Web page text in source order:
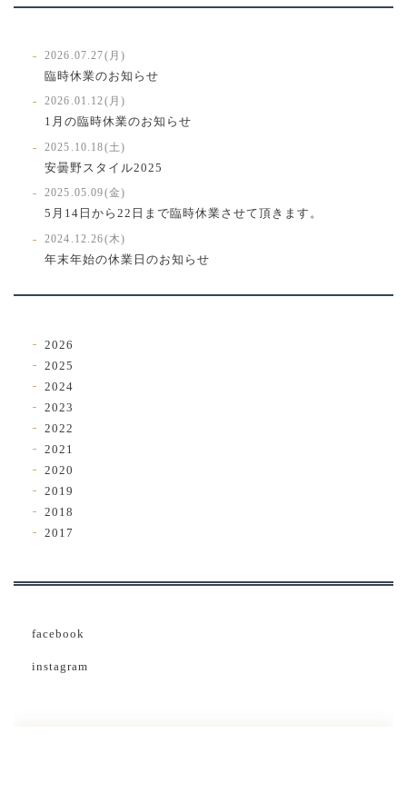
2026.07.27(月)
臨時休業のお知らせ
2026.01.12(月)
1月の臨時休業のお知らせ
2025.10.18(土)
安曇野スタイル2025
2025.05.09(金)
5月14日から22日まで臨時休業させて頂きます。
2024.12.26(木)
年末年始の休業日のお知らせ
2026
2025
2024
2023
2022
2021
2020
2019
2018
2017
facebook
instagram